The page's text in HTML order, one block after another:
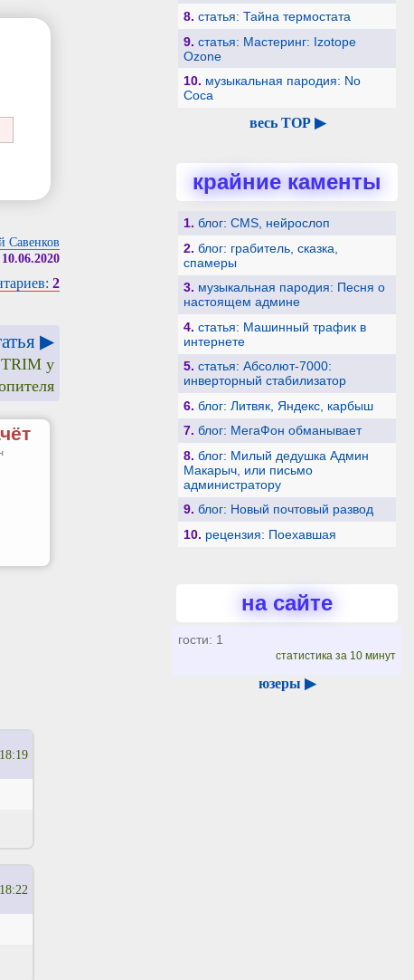
Савенков
10.06.2020
2
▶
TRIM у
8. статья: Тайна термостата
9. статья: Мастеринг: Izotope
Ozone
10. музыкальная пародия: No
Coca
весь TOP ▶
крайние каменты
1. блог: CMS, нейрослоп
2. блог: грабитель, сказка,
спамеры
3. музыкальная пародия: Песня о
настоящем админе
4. статья: Машинный трафик в
интернете
5. статья: Абсолют-7000:
инверторный стабилизатор
6. блог: Литвяк, Яндекс, карбыш
7. блог: МегаФон обманывает
8. блог: Милый дедушка Админ
Макарыч, или письмо
администратору
9. блог: Новый почтовый развод
10. рецензия: Поехавшая
на сайте
гости: 1
статистика за 10 минут
юзеры ▶